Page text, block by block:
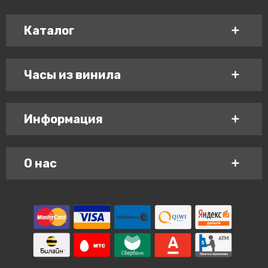
Каталог
Часы из винила
Информация
О нас